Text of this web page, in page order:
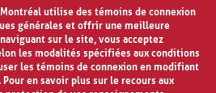
utilise des témoins de connexion
générales et offrir une meilleure
sur le site, vous acceptez
les modalités spécifiées aux conditions
les témoins de connexion en modifiant
en savoir plus sur le recours aux